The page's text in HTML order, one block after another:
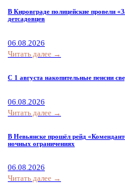
В Кировграде полицейские провели
детсадовцев
06.08.2026
Читать далее →
С 1 августа накопительные пенсии
06.08.2026
Читать далее →
В Невьянске прошёл рейд
ночных ограничениях
06.08.2026
Читать далее →